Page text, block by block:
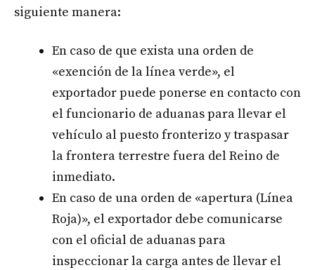
siguiente manera:
En caso de que exista una orden de
«exención de la línea verde», el
exportador puede ponerse en contacto con
el funcionario de aduanas para llevar el
vehículo al puesto fronterizo y traspasar
la frontera terrestre fuera del Reino de
inmediato.
En caso de una orden de «apertura (Línea
Roja)», el exportador debe comunicarse
con el oficial de aduanas para
inspeccionar la carga antes de llevar el